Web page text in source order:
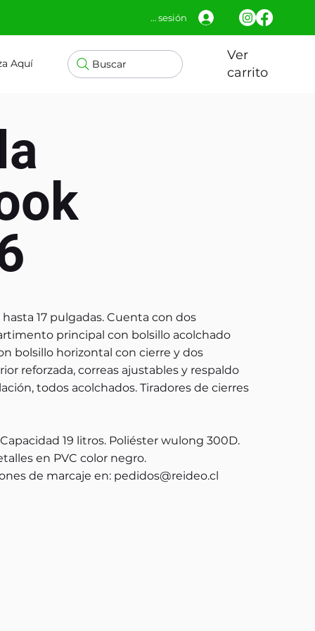
Aquí Buscar
Ver
carrito
Iniciar sesión
17 pulgadas. Cuenta con dos
principal con bolsillo acolchado
bolsillo horizontal con cierre y dos
reforzada, correas ajustables y respaldo
todos acolchados. Tiradores de cierres
19 litros. Poliéster wulong 300D.
en PVC color negro.
de marcaje en: pedidos@reideo.cl